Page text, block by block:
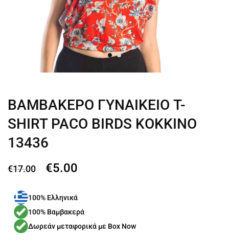
ΒΑΜΒΑΚΕΡΟ ΓΥΝΑΙΚΕΙΟ T-
SHIRT PACO BIRDS ΚΟΚΚΙΝΟ
13436
€17.00 €5.00
100% Ελληνικά
100% Βαμβακερά
Δωρεάν μεταφορικά με Box Now